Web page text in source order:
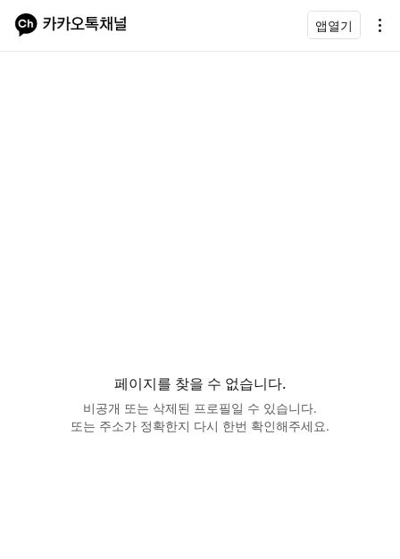
앱열기
페이지를 찾을 수 없습니다.
비공개 또는 삭제된 프로필일 수 있습니다.
또는 주소가 정확한지 다시 한번 확인해주세요.